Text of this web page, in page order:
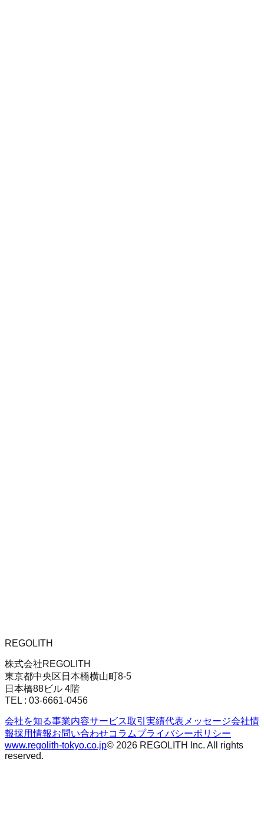
REGOLITH
株式会社REGOLITH
東京都中央区日本橋横山町8-5
日本橋88ビル 4階
TEL : 03-6661-0456
会社を知る事業内容サービス取引実績代表メッセージ会社情
報採用情報お問い合わせコラムプライバシーポリシー
www.regolith-tokyo.co.jp© 2026 REGOLITH Inc. All rights
reserved.